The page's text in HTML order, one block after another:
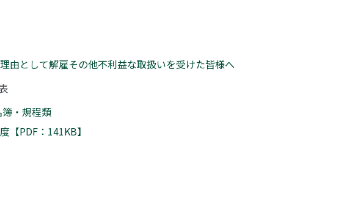
由として解雇その他不利益な取扱いを受けた皆様へ
・規程類
【PDF：141KB】